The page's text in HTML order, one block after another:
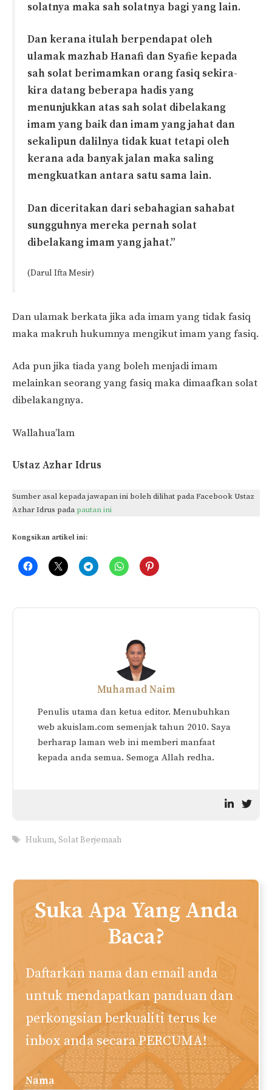
solatnya maka sah solatnya bagi yang lain.
Dan kerana itulah berpendapat oleh
ulamak mazhab Hanafi dan Syafie kepada
sah solat berimamkan orang fasiq sekira-
kira datang beberapa hadis yang
menunjukkan atas sah solat dibelakang
imam yang baik dan imam yang jahat dan
sekalipun dalilnya tidak kuat tetapi oleh
kerana ada banyak jalan maka saling
mengkuatkan antara satu sama lain.
Dan diceritakan dari sebahagian sahabat
sungguhnya mereka pernah solat
dibelakang imam yang jahat.”
(Darul Ifta Mesir)
Dan ulamak berkata jika ada imam yang tidak fasiq
maka makruh hukumnya mengikut imam yang fasiq.
Ada pun jika tiada yang boleh menjadi imam
melainkan seorang yang fasiq maka dimaafkan solat
dibelakangnya.
Wallahua’lam
Ustaz Azhar Idrus
Sumber asal kepada jawapan ini boleh dilihat pada Facebook Ustaz
Azhar Idrus pada pautan ini
Kongsikan artikel ini:
Perbuatan Makruh
Menjadikan Sesorang Itu
Hukum Makmum Masuk
Solat Ketika Imam Rukuk
Kali Oleh Orang Sama
Penulis utama dan ketua editor. Menubuhkan
web akuislam.com semenjak tahun 2010. Saya
berharap laman web ini memberi manfaat
kepada anda semua. Semoga Allah redha.